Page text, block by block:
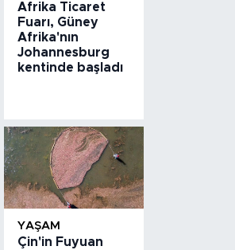
Afrika Ticaret
Fuarı, Güney
Afrika'nın
Johannesburg
kentinde başladı
YAŞAM
Çin'in Fuyuan